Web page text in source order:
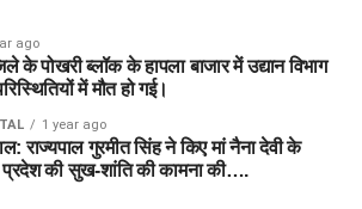
ago
के पोखरी ब्लॉक के हापला बाजार में उद्यान विभाग
में मौत हो गई।
1 year ago
राज्यपाल गुरमीत सिंह ने किए मां नैना देवी के
प्रदेश की सुख-शांति की कामना की….